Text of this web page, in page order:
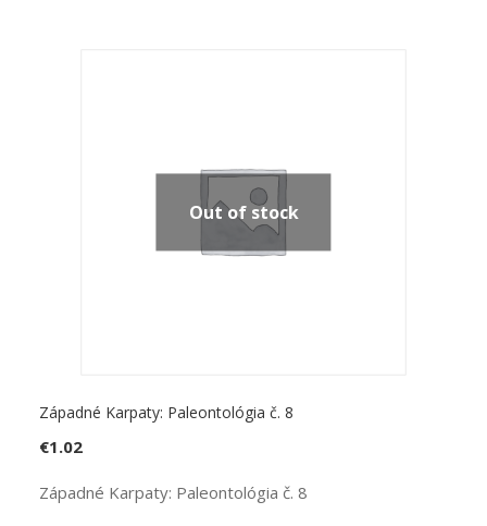
Out of stock
Západné Karpaty: Paleontológia č. 8
€1.02
Západné Karpaty: Paleontológia č. 8